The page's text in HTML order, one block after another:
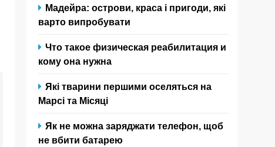
Мадейра: острови, краса і пригоди, які
варто випробувати
Что такое физическая реабилитация и
кому она нужна
Які тварини першими оселяться на
Марсі та Місяці
Як не можна заряджати телефон, щоб
не вбити батарею